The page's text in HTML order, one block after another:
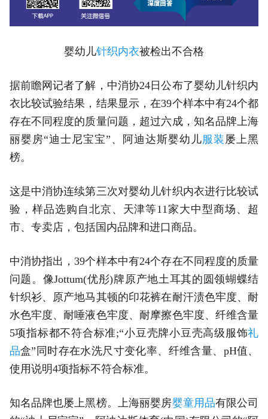
婴幼儿针织内衣被检出不合格
据前瞻网记者了解，中消协24日公布了婴幼儿针织内
衣比较试验结果，结果显示，在39个样本中有24个都
存在不同程度的质量问题，超过六成，知名品牌上海
丽婴房“迪士尼宝宝”、阿迪达斯婴幼儿服装 屡上黑
榜。
这是中消协连续第三次对婴幼儿针织内衣进行比较试
验，样品选购自北京、天津等11家大中型商场、超
市、专卖店，包括国内品牌和进口商品。
中消协指出，39个样本中有24个存在不同程度的质量
问题。像Jottum(优彤)牌原产地土耳其的圆领蝴蝶结
针织衫、原产地马其顿的印花裤在耐汗渍色牢度、耐
水色牢度、耐唾液色牢度、耐摩擦色牢度、纤维含量
5项指标都不符合标准;“小豆壳牌小豆壳高级服饰礼
品盒”同时存在水洗尺寸变化率、纤维含量、pH值、
使用说明4项指标不符合标准。
知名品牌也屡上黑榜。上海丽婴房婴童用品有限公司